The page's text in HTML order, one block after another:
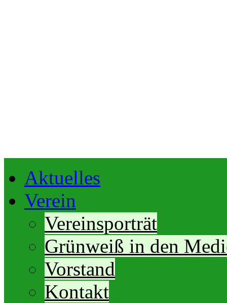
Aktuelles
Verein
Vereinsporträt
Grünweiß in den
Vorstand
Kontakt